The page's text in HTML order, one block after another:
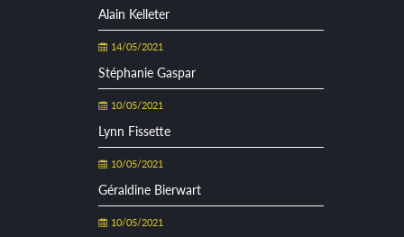
Alain Kelleter
14/05/2021
Stéphanie Gaspar
10/05/2021
Lynn Fissette
10/05/2021
Géraldine Bierwart
10/05/2021